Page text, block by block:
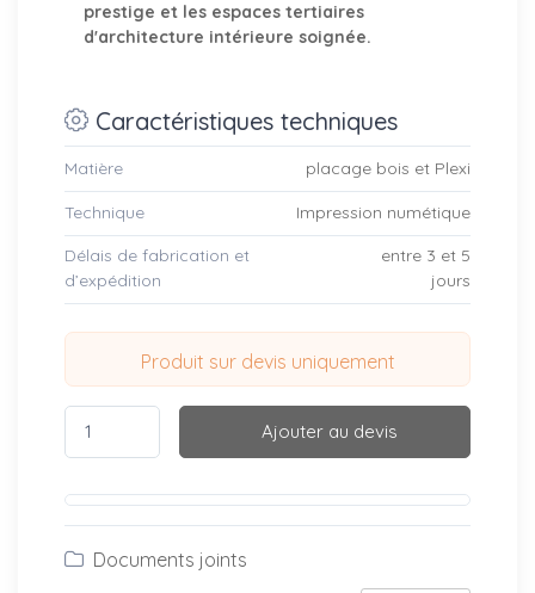
prestige et les espaces tertiaires
d'architecture intérieure soignée.
Caractéristiques techniques
Matière placage bois et Plexi
Technique Impression numétique
Délais de fabrication et
d’expédition
entre 3 et 5
jours
Produit sur devis uniquement
Ajouter au devis
Documents joints